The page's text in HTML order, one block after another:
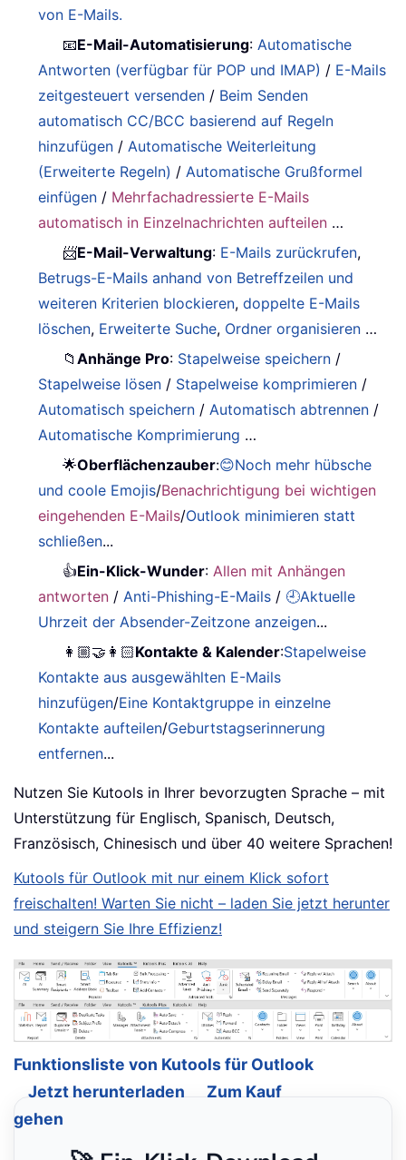
von E-Mails.
📧E-Mail-Automatisierung:Automatische
Antworten (verfügbar für POP und IMAP) / E-Mails
zeitgesteuert versenden / Beim Senden
automatisch CC/BCC basierend auf Regeln
hinzufügen /Automatische Weiterleitung
(Erweiterte Regeln) /Automatische Grußformel
einfügen / Mehrfachadressierte E-Mails
automatisch in Einzelnachrichten aufteilen …
📨E-Mail-Verwaltung: E-Mails zurückrufen,
Betrugs-E-Mails anhand von Betreffzeilen und
weiteren Kriterien blockieren,doppelte E-Mails
löschen, Erweiterte Suche, Ordner organisieren …
📁Anhänge Pro: Stapelweise speichern /
Stapelweise lösen / Stapelweise komprimieren /
Automatisch speichern /Automatisch abtrennen /
Automatische Komprimierung …
🌟Oberflächenzauber:😊Noch mehr hübsche
und coole Emojis/Benachrichtigung bei wichtigen
eingehenden E-Mails/Outlook minimieren statt
schließen...
👍Ein-Klick-Wunder:Allen mit Anhängen
antworten /Anti-Phishing-E-Mails / 🕘Aktuelle
Uhrzeit der Absender-Zeitzone anzeigen...
👩🏼‍🤝‍👩🏻Kontakte & Kalender:Stapelweise
Kontakte aus ausgewählten E-Mails
hinzufügen/Eine Kontaktgruppe in einzelne
Kontakte aufteilen/Geburtstagserinnerung
entfernen...
Nutzen Sie Kutools in Ihrer bevorzugten Sprache – mit
Unterstützung für Englisch, Spanisch, Deutsch,
Französisch, Chinesisch und über 40 weitere Sprachen!
Kutools für Outlook mit nur einem Klick sofort
freischalten! Warten Sie nicht – laden Sie jetzt herunter
und steigern Sie Ihre Effizienz!
Funktionsliste von Kutools für Outlook
Jetzt herunterladen
Zum Kauf
gehen